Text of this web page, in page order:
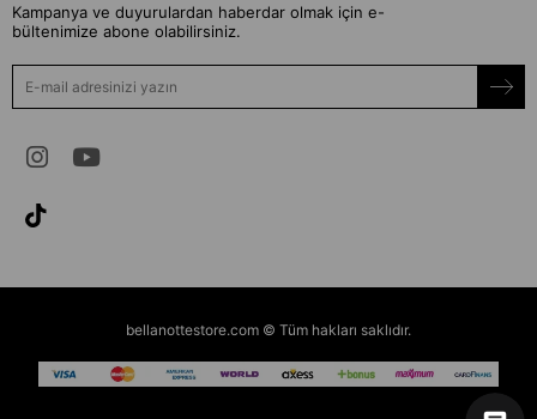
Kampanya ve duyurulardan haberdar olmak için e-
bültenimize abone olabilirsiniz.
bellanottestore.com © Tüm hakları saklıdır.